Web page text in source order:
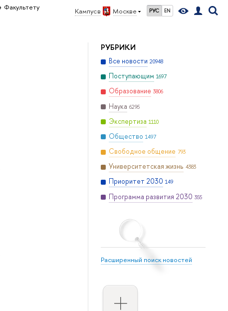
Кампус в Москве РУС EN
Факультету
РУБРИКИ
Все новости 20948
Поступающим 1697
Образование 3806
Наука 6295
Экспертиза 1110
Общество 1497
Свободное общение 793
Университетская жизнь 4383
Приоритет 2030 149
Программа развития 2030 355
Расширенный поиск новостей